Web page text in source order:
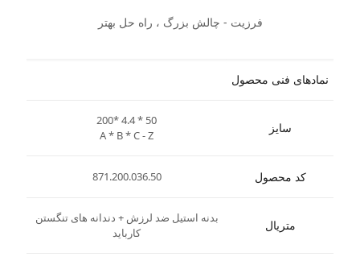
فرزیت - چالش بزرگ ، راه حل بهتر
نمادهای فنی محصول
سایز
200* 4.4 * 50
A * B * C - Z
کد محصول 871.200.036.50
متریال
بدنه استیل ضد لرزش + دندانه های تنگستن
کارباید